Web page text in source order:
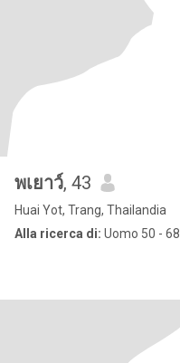
พเยาว์, 43
Huai Yot, Trang, Thailandia
Alla ricerca di: Uomo 50 - 68